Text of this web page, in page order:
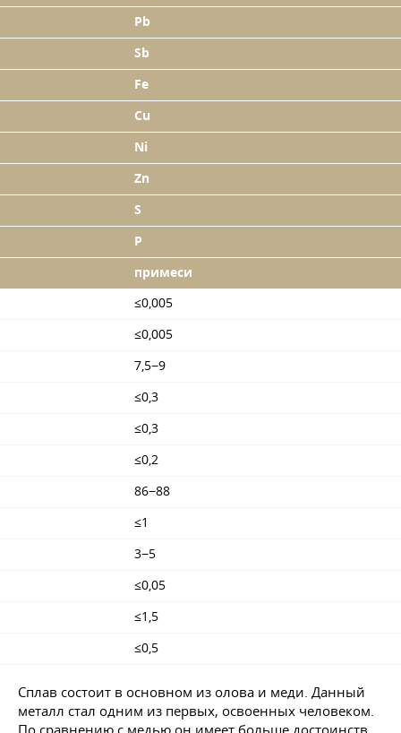
Pb
Sb
Fe
Cu
Ni
Zn
S
P
примеси
≤0,005
≤0,005
7,5−9
≤0,3
≤0,3
≤0,2
86−88
≤1
3−5
≤0,05
≤1,5
≤0,5
Сплав состоит в основном из олова и меди. Данный
металл стал одним из первых, освоенных человеком.